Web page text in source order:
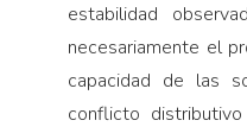
estabilidad
necesariamente el
capacidad de las
conflicto